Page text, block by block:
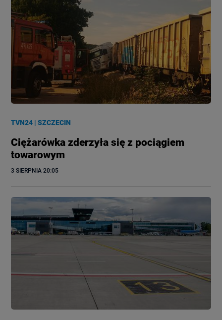
TVN24 |SZCZECIN
Ciężarówka zderzyła się z pociągiem
towarowym
3 SIERPNIA 20:05